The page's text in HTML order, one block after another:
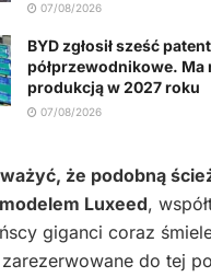
07/08/2026
BYD zgłosił sześć
półprzewodnikowe. Ma
produkcją w 2027 roku
07/08/2026
że podobną
Luxeed,
giganci coraz
do tej